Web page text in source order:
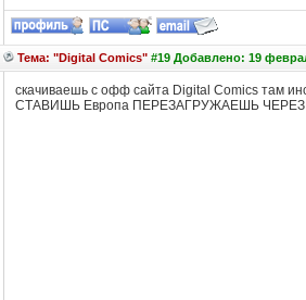
Тема: "Digital Comics"#19 Добавлено: 19
скачиваешь с офф сайта Digital Comics там
СТАВИШЬ Европа ПЕРЕЗАГРУЖАЕШЬ ЧЕРЕЗ